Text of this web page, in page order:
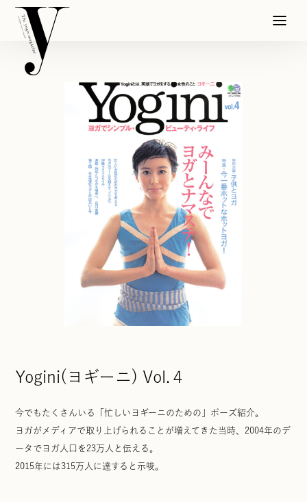
Yogini(ヨギーニ) Vol.４
今でもたくさんいる「忙しいヨギーニのための」ポーズ紹介。
ヨガがメディアで取り上げられることが増えてきた当時、2004年のデ
ータでヨガ人口を23万人と伝える。
2015年には315万人に達すると示唆。